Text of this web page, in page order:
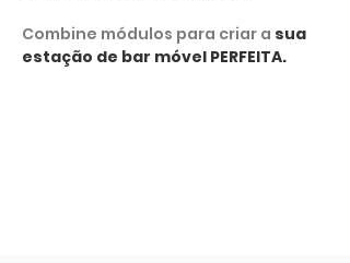
Combine módulos para criar a sua
estação de bar móvel PERFEITA.